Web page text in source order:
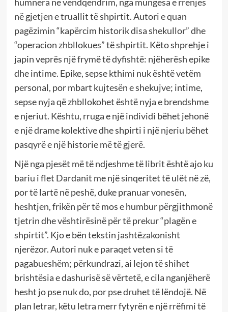
në gjetjen e truallit të shpirtit. Autori e quan
pagëzimin “kapërcim historik disa shekullor” dhe
“operacion zhbllokues” të shpirtit. Këto shprehje i
japin veprës një frymë të dyfishtë: njëherësh epike
dhe intime. Epike, sepse kthimi nuk është vetëm
personal, por mbart kujtesën e shekujve; intime,
sepse nyja që zhbllokohet është nyja e brendshme
e njeriut. Kështu, rruga e një individi bëhet jehonë
e një drame kolektive dhe shpirti i një njeriu bëhet
pasqyrë e një historie më të gjerë.
Një nga pjesët më të ndjeshme të librit është ajo ku
bariu i flet Dardanit me një sinqeritet të ulët në zë,
por të lartë në peshë, duke pranuar vonesën,
heshtjen, frikën për të mos e humbur përgjithmonë
tjetrin dhe vështirësinë për të prekur “plagën e
shpirtit”. Kjo e bën tekstin jashtëzakonisht
njerëzor. Autori nuk e paraqet veten si të
pagabueshëm; përkundrazi, ai lejon të shihet
brishtësia e dashurisë së vërtetë, e cila nganjëherë
hesht jo pse nuk do, por pse druhet të lëndojë. Në
plan letrar, këtu letra merr fytyrën e një rrëfimi të